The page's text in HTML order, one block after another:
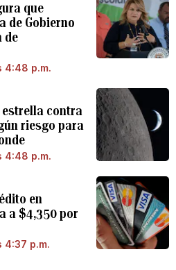
que
de Gobierno
de
4:48 p.m.
estrella contra
riesgo para
4:48 p.m.
en
a $4,350 por
4:37 p.m.